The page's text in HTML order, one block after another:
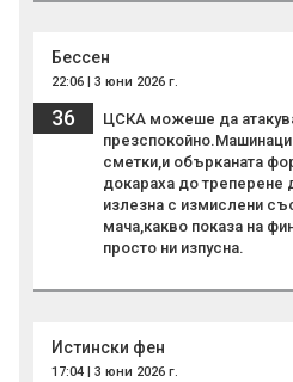
Бессен
22:06 | 3 юни 2026 г.
36
ЦСКА можеше да
сметки,и обърканата
докараха до треперене
излезна с измислени
мача,какво показа на
просто ни изпусна.
Истински фен
17:04 | 3 юни 2026 г.